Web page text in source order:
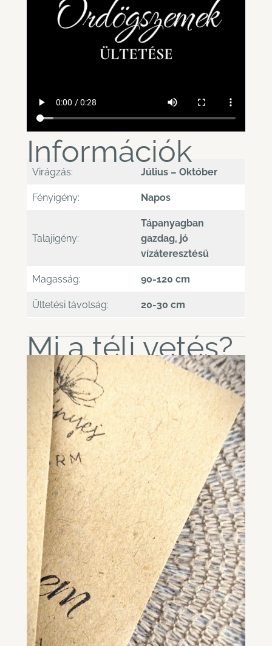
Információk
Virágzás: Július – Október
Fényigény: Napos
Talajigény:
Tápanyagban
gazdag, jó
vízáteresztésű
Magasság: 90-120 cm
Ültetési távolság: 20-30 cm
Mi a téli vetés?